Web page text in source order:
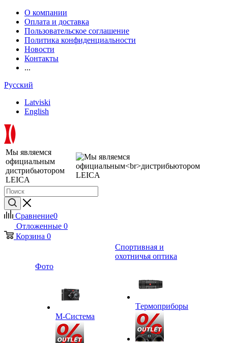
О компании
Оплата и доставка
Пользовательское соглашение
Политика конфиденциальности
Новости
Контакты
...
Русский
Latviski
English
Мы являемся
официальным
дистрибьютором
LEICA
Сравнение0
Отложенные 0
Корзина 0
Фото
M-Система
Спортивная и
охотничья оптика
Tермоприборы